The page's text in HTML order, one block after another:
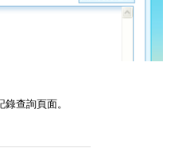
查詢頁面。